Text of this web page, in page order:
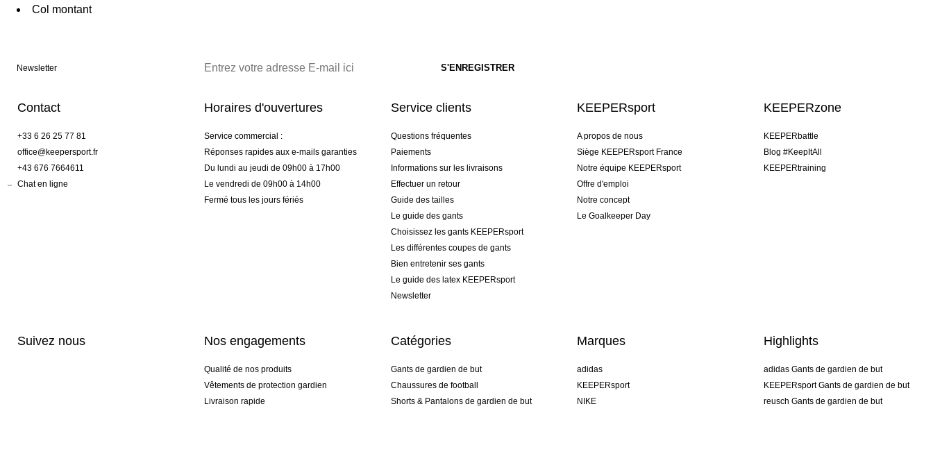
Col montant
Newsletter
Contact
+33 6 26 25 77 81
office@keepersport.fr
+43 676 7664611
Chat en ligne
Horaires d'ouvertures
Service commercial :
Réponses rapides aux e-mails garanties
Du lundi au jeudi de 09h00 à 17h00
Le vendredi de 09h00 à 14h00
Fermé tous les jours fériés
Service clients
Questions fréquentes
Paiements
Informations sur les livraisons
Effectuer un retour
Guide des tailles
Le guide des gants
Choisissez les gants KEEPERsport
Les différentes coupes de gants
Bien entretenir ses gants
Le guide des latex KEEPERsport
Newsletter
KEEPERsport
A propos de nous
Siège KEEPERsport France
Notre équipe KEEPERsport
Offre d'emploi
Notre concept
Le Goalkeeper Day
KEEPERzone
KEEPERbattle
Blog #KeepItAll
KEEPERtraining
Suivez nous Nos engagements
Qualité de nos produits
Vêtements de protection gardien
Livraison rapide
Catégories
Gants de gardien de but
Chaussures de football
Shorts & Pantalons de gardien de but
Marques
adidas
KEEPERsport
NIKE
Highlights
adidas Gants de gardien de but
KEEPERsport Gants de gardien de but
reusch Gants de gardien de but